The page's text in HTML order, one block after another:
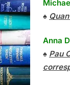
♠
Anna
♠ Pau